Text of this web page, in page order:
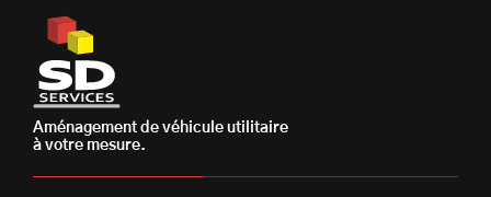
Aménagement de véhicule utilitaire
à votre mesure.